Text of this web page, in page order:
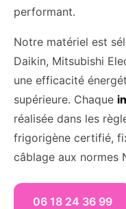
performant.
Notre matériel est
Daikin, Mitsubishi
une efficacité
supérieure. Chaque
réalisée dans les
frigorigène certifié,
câblage aux normes
06 18 24 36 99